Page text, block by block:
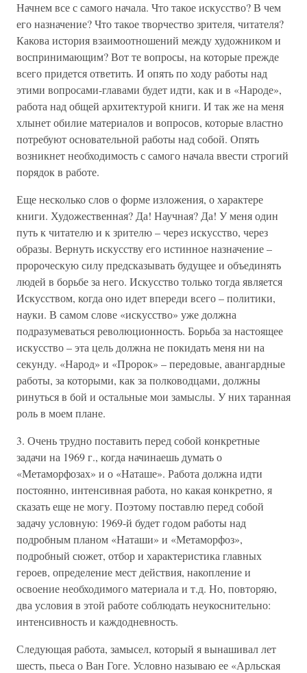
Начнем все с самого начала. Что такое искусство? В чем
его назначение? Что такое творчество зрителя, читателя?
Какова история взаимоотношений между художником и
воспринимающим? Вот те вопросы, на которые прежде
всего придется ответить. И опять по ходу работы над
этими вопросами-главами будет идти, как и в «Народе»,
работа над общей архитектурой книги. И так же на меня
хлынет обилие материалов и вопросов, которые властно
потребуют основательной работы над собой. Опять
возникнет необходимость с самого начала ввести строгий
порядок в работе.
Еще несколько слов о форме изложения, о характере
книги. Художественная? Да! Научная? Да! У меня один
путь к читателю и к зрителю – через искусство, через
образы. Вернуть искусству его истинное назначение –
пророческую силу предсказывать будущее и объединять
людей в борьбе за него. Искусство только тогда является
Искусством, когда оно идет впереди всего – политики,
науки. В самом слове «искусство» уже должна
подразумеваться революционность. Борьба за настоящее
искусство – эта цель должна не покидать меня ни на
секунду. «Народ» и «Пророк» – передовые, авангардные
работы, за которыми, как за полководцами, должны
ринуться в бой и остальные мои замыслы. У них таранная
роль в моем плане.
3. Очень трудно поставить перед собой конкретные
задачи на 1969 г., когда начинаешь думать о
«Метаморфозах» и о «Наташе». Работа должна идти
постоянно, интенсивная работа, но какая конкретно, я
сказать еще не могу. Поэтому поставлю перед собой
задачу условную: 1969-й будет годом работы над
подробным планом «Наташи» и «Метаморфоз»,
подробный сюжет, отбор и характеристика главных
героев, определение мест действия, накопление и
освоение необходимого материала и т.д. Но, повторяю,
два условия в этой работе соблюдать неукоснительно:
интенсивность и каждодневность.
Следующая работа, замысел, который я вынашивал лет
шесть, пьеса о Ван Гоге. Условно называю ее «Арльская